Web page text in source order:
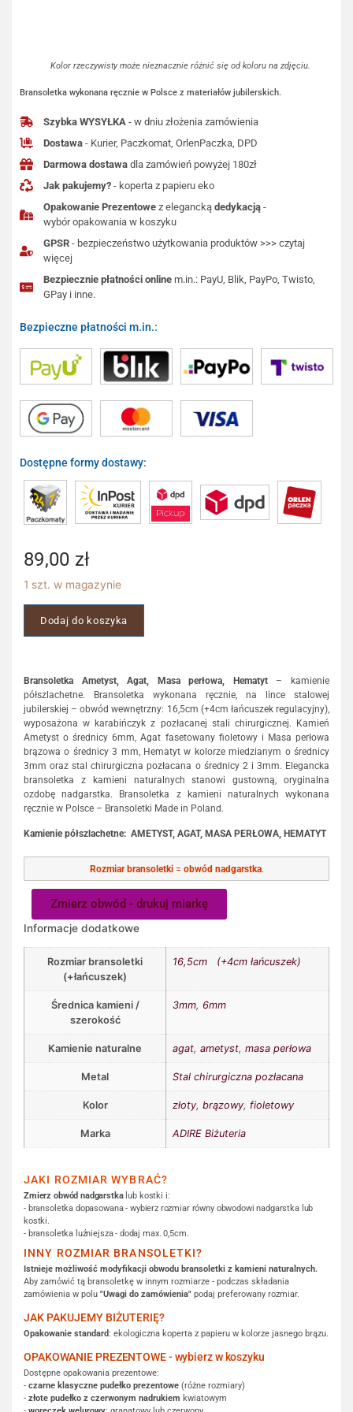
Kolor rzeczywisty może nieznacznie różnić się od koloru na zdjęciu.
Bransoletka wykonana ręcznie w Polsce z materiałów jubilerskich.
Szybka WYSYŁKA - w dniu złożenia zamówienia
Dostawa - Kurier, Paczkomat, OrlenPaczka, DPD
Darmowa dostawa dla zamówień powyżej 180zł
Jak pakujemy? - koperta z papieru eko
Opakowanie Prezentowe z eleganckądedykacją -
wybór opakowania w koszyku
GPSR - bezpieczeństwo użytkowania produktów >>> czytaj
więcej
Bezpiecznie płatności online m.in.: PayU, Blik, PayPo, Twisto,
GPay i inne.
Bezpieczne płatności m.in.:
Dostępne formy dostawy:
89,00 zł
1 szt. w magazynie
Dodaj do koszyka
Bransoletka Ametyst, Agat, Masa perłowa, Hematyt– kamienie
półszlachetne. Bransoletka wykonana ręcznie, na lince stalowej
jubilerskiej – obwód wewnętrzny: 16,5cm (+4cm łańcuszek regulacyjny),
wyposażona w karabińczyk z pozłacanej stali chirurgicznej. Kamień
Ametyst o średnicy 6mm, Agat fasetowany fioletowy i Masa perłowa
brązowa o średnicy 3 mm, Hematyt w kolorze miedzianym o średnicy
3mm oraz stal chirurgiczna pozłacana o średnicy 2 i 3mm. Elegancka
bransoletka z kamieni naturalnych stanowi gustowną, oryginalna
ozdobę nadgarstka. Bransoletka z kamieni naturalnych wykonana
ręcznie w Polsce – Bransoletki Made in Poland.
Kamienie półszlachetne: AMETYST, AGAT, MASA PERŁOWA, HEMATYT
Rozmiar bransoletki= obwód nadgarstka.
Zmierz obwód - drukuj miarkę
Informacje dodatkowe
Rozmiar bransoletki
(+łańcuszek)
16,5cm (+4cm łańcuszek)
Średnica kamieni /
szerokość
3mm, 6mm
Kamienie naturalne agat, ametyst, masa perłowa
Metal Stal chirurgiczna pozłacana
Kolor złoty, brązowy, fioletowy
Marka ADIRE Biżuteria
JAKI ROZMIAR WYBRAĆ?
Zmierz obwód nadgarstkalub kostki i:
- bransoletka dopasowana - wybierz rozmiar równy obwodowi nadgarstka lub
kostki.
- bransoletka luźniejsza - dodaj max. 0,5cm.
INNY ROZMIAR BRANSOLETKI?
Istnieje możliwość modyfikacji obwodu bransoletki z kamieni naturalnych.
Aby zamówić tą bransoletkę w innym rozmiarze - podczas składania
zamówienia w polu "Uwagi do zamówienia" podaj preferowany rozmiar.
JAK PAKUJEMY BIŻUTERIĘ?
Opakowanie standard: ekologiczna koperta z papieru w kolorze jasnego brązu.
OPAKOWANIE PREZENTOWE - wybierz w koszyku
Dostępne opakowania prezentowe:
- czarne klasyczne pudełko prezentowe (różne rozmiary)
- złote pudełko z czerwonym nadrukiem kwiatowym